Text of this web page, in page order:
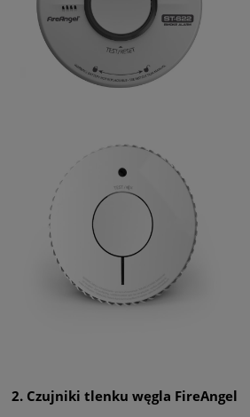
2. Czujniki tlenku węgla FireAngel